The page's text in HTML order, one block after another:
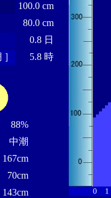
100.0 cm
80.0 cm
0.8 日
5.8 時
88%
中潮
167cm
70cm
143cm
0 1